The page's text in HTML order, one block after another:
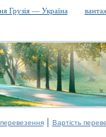
Грузія — Україна
| Вартість